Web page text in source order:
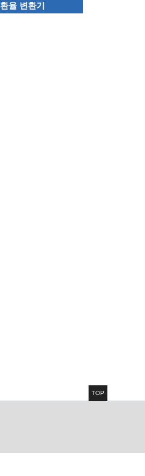
환율 변환기
TOP